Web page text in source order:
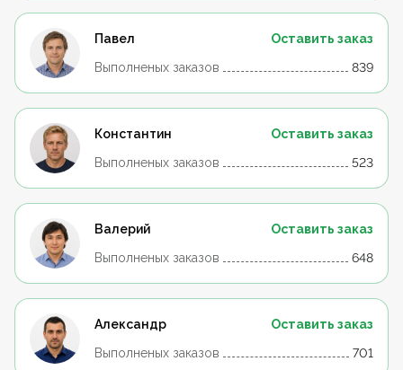
Павел
Оставить заказ
Выполненых заказов
839
Константин
Оставить заказ
Выполненых заказов
523
Валерий
Оставить заказ
Выполненых заказов
648
Александр
Оставить заказ
Выполненых заказов
701